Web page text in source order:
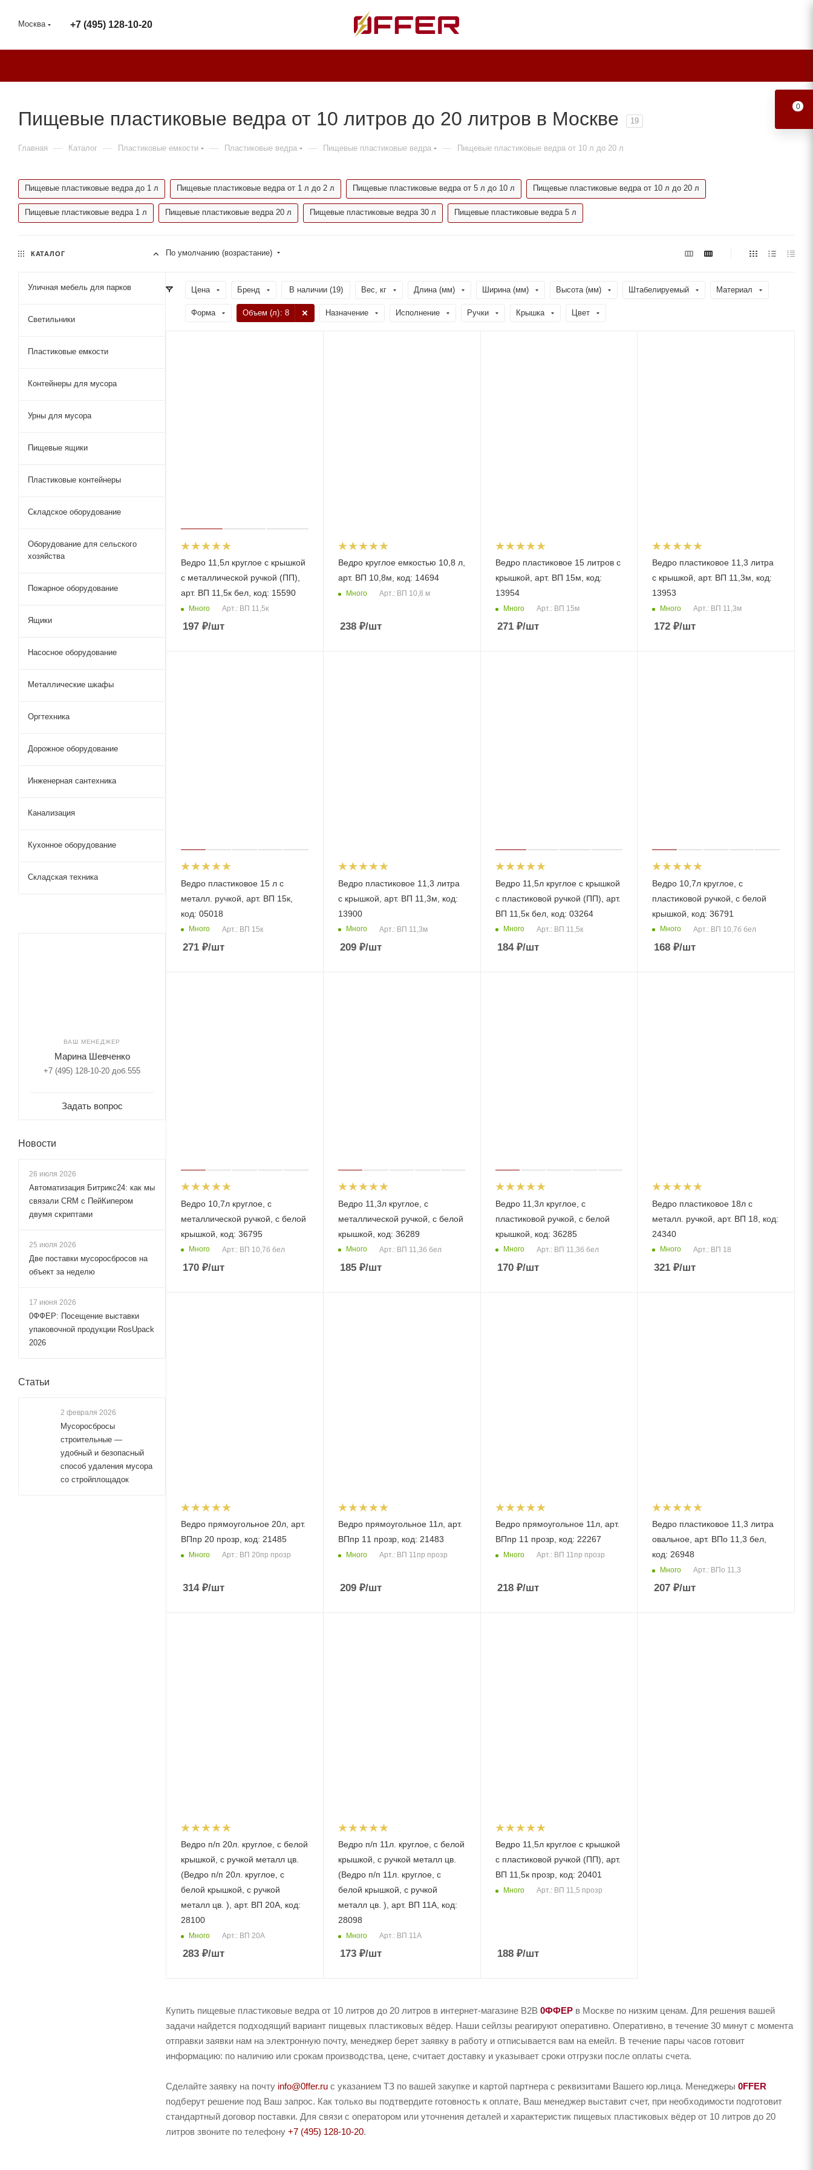
Москва +7 (495) 128-10-20
Пищевые пластиковые ведра от 10 литров до 20 литров в Москве 19
Главная — Каталог — Пластиковые емкости — Пластиковые ведра — Пищевые пластиковые ведра — Пищевые пластиковые ведра от 10 л до 20 л
Пищевые пластиковые ведра до 1 л Пищевые пластиковые ведра от 1 л до 2 л Пищевые пластиковые ведра от 5 л до 10 л Пищевые пластиковые ведра от 10 л до 20 л
Пищевые пластиковые ведра 1 л Пищевые пластиковые ведра 20 л Пищевые пластиковые ведра 30 л Пищевые пластиковые ведра 5 л
По умолчанию (возрастание)
Цена Бренд В наличии (19) Вес, кг Длина (мм) Ширина (мм) Высота (мм) Штабелируемый Материал
Форма Объем (л): 8 Назначение Исполнение Ручки Крышка Цвет
Ведро 11,5л круглое с крышкой
с металлической ручкой (ПП),
арт. ВП 11,5к бел, код: 15590
Много Арт.: ВП 11,5к
197 ₽/шт
Ведро круглое емкостью 10,8 л,
арт. ВП 10,8м, код: 14694
Много Арт.: ВП 10,8 м
238₽/шт
Ведро пластиковое 15 литров с
крышкой, арт. ВП 15м, код:
13954
Много Арт.: ВП 15м
271₽/шт
Ведро пластиковое 11,3 литра
с крышкой, арт. ВП 11,3м, код:
13953
Много Арт.: ВП 11,3м
172 ₽/шт
Ведро пластиковое 15 л с
металл. ручкой, арт. ВП 15к,
код: 05018
Много Арт.: ВП 15к
271 ₽/шт
Ведро пластиковое 11,3 литра
с крышкой, арт. ВП 11,3м, код:
13900
Много Арт.: ВП 11,3м
209₽/шт
Ведро 11,5л круглое с крышкой
с пластиковой ручкой (ПП), арт.
ВП 11,5к бел, код: 03264
Много Арт.: ВП 11,5к
184₽/шт
Ведро 10,7л круглое, с
пластиковой ручкой, с белой
крышкой, код: 36791
Много Арт.: ВП 10,7б бел
168 ₽/шт
Ведро 10,7л круглое, с
металлической ручкой, с белой
крышкой, код: 36795
Много Арт.: ВП 10,7б бел
170 ₽/шт
Ведро 11,3л круглое, с
металлической ручкой, с белой
крышкой, код: 36289
Много Арт.: ВП 11,3б бел
185₽/шт
Ведро 11,3л круглое, с
пластиковой ручкой, с белой
крышкой, код: 36285
Много Арт.: ВП 11,3б бел
170₽/шт
Ведро пластиковое 18л с
металл. ручкой, арт. ВП 18, код:
24340
Много Арт.: ВП 18
321 ₽/шт
Ведро прямоугольное 20л, арт.
ВПпр 20 прозр, код: 21485
Много Арт.: ВП 20пр прозр
314₽/шт
Ведро прямоугольное 11л, арт.
ВПпр 11 прозр, код: 21483
Много Арт.: ВП 11пр прозр
209₽/шт
Ведро прямоугольное 11л, арт.
ВПпр 11 прозр, код: 22267
Много Арт.: ВП 11пр прозр
218₽/шт
Ведро пластиковое 11,3 литра
овальное, арт. ВПо 11,3 бел,
код: 26948
Много Арт.: ВПо 11,3
207 ₽/шт
Ведро п/п 20л. круглое, с белой
крышкой, с ручкой металл цв.
(Ведро п/п 20л. круглое, с
белой крышкой, с ручкой
металл цв. ), арт. ВП 20А, код:
28100
Много Арт.: ВП 20А
283 ₽/шт
Ведро п/п 11л. круглое, с белой
крышкой, с ручкой металл цв.
(Ведро п/п 11л. круглое, с
белой крышкой, с ручкой
металл цв. ), арт. ВП 11А, код:
28098
Много Арт.: ВП 11А
173₽/шт
Ведро 11,5л круглое с крышкой
с пластиковой ручкой (ПП), арт.
ВП 11,5к прозр, код: 20401
Много Арт.: ВП 11,5 прозр
188₽/шт
Купить пищевые пластиковые ведра от 10 литров до 20 литров в интернет-магазине B2B 0ФФЕР в Москве по низким ценам. Для решения вашей
задачи найдется подходящий вариант пищевых пластиковых вёдер. Наши сейлзы реагируют оперативно. Оперативно, в течение 30 минут с момента
отправки заявки нам на электронную почту, менеджер берет заявку в работу и отписывается вам на емейл. В течение пары часов готовит
информацию: по наличию или срокам производства, цене, считает доставку и указывает сроки отгрузки после оплаты счета.
Сделайте заявку на почту info@0ffer.ru с указанием ТЗ по вашей закупке и картой партнера с реквизитами Вашего юр.лица. Менеджеры 0FFER
подберут решение под Ваш запрос. Как только вы подтвердите готовность к оплате, Ваш менеджер выставит счет, при необходимости подготовит
стандартный договор поставки. Для связи с оператором или уточнения деталей и характеристик пищевых пластиковых вёдер от 10 литров до 20
литров звоните по телефону +7 (495) 128-10-20.
КАТАЛОГ
Уличная мебель для парков
Светильники
Пластиковые емкости
Контейнеры для мусора
Урны для мусора
Пищевые ящики
Пластиковые контейнеры
Складское оборудование
Оборудование для сельского
хозяйства
Пожарное оборудование
Ящики
Насосное оборудование
Металлические шкафы
Оргтехника
Дорожное оборудование
Инженерная сантехника
Канализация
Кухонное оборудование
Складская техника
ВАШ МЕНЕДЖЕР
Марина Шевченко
+7 (495) 128-10-20 доб.555
Задать вопрос
Новости
26 июля 2026
Автоматизация Битрикс24: как мы
связали CRM с ПейКипером
двумя скриптами
25 июля 2026
Две поставки мусоросбросов на
объект за неделю
17 июня 2026
0ФФЕР: Посещение выставки
упаковочной продукции RosUpack
2026
Статьи
2 февраля 2026
Мусоросбросы
строительные —
удобный и безопасный
способ удаления мусора
со стройплощадок
0